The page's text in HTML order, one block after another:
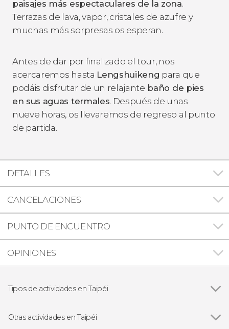
paisajes más espectaculares de la zona.
Terrazas de lava, vapor, cristales de azufre y
muchas más sorpresas os esperan.
Antes de dar por finalizado el tour, nos
acercaremos hasta Lengshuikeng para que
podáis disfrutar de un relajante baño de pies
en sus aguas termales. Después de unas
nueve horas, os llevaremos de regreso al punto
de partida.
DETALLES
CANCELACIONES
PUNTO DE ENCUENTRO
OPINIONES
Tipos de actividades en Taipéi
Excursiones de un día
Otras actividades en Taipéi